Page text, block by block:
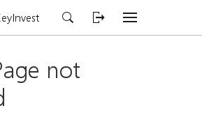
not